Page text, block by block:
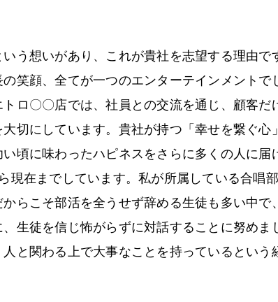
う想いがあり、これが貴社を志望する理由
笑顔、全てが一つのエンターテインメントで
ロ〇〇店では、社員との交流を通じ、顧客
切にしています。貴社が持つ「幸せを繋ぐ
頃に味わったハピネスをさらに多くの人に届
現在までしています。私が所属している合唱
らこそ部活を全うせず辞める生徒も多い中
生徒を信じ怖がらずに対話することに努め
と関わる上で大事なことを持っているという